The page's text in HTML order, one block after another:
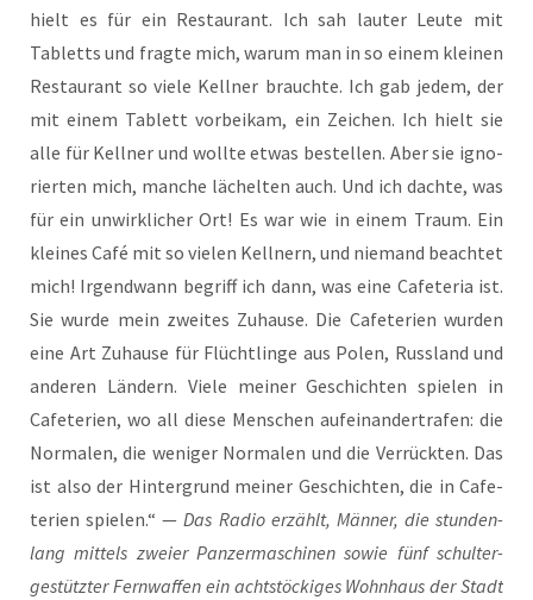
hielt es für ein Restau­rant. Ich sah lau­ter Leu­te mit
Tabletts und frag­te mich, war­um man in so einem klei­nen
Restau­rant so vie­le Kell­ner brauch­te. Ich gab jedem, der
mit einem Tablett vor­bei­kam, ein Zei­chen. Ich hielt sie
alle für Kell­ner und woll­te etwas bestel­len. Aber sie igno­
rier­ten mich, man­che lächel­ten auch. Und ich dach­te, was
für ein unwirk­li­cher Ort! Es war wie in einem Traum. Ein
klei­nes Café mit so vie­len Kell­nern, und nie­mand beach­tet
mich! Irgend­wann begriff ich dann, was eine Cafe­te­ria ist.
Sie wur­de mein zwei­tes Zuhau­se. Die Cafe­te­ri­en wur­den
eine Art Zuhau­se für Flücht­lin­ge aus Polen, Russ­land und
ande­ren Län­dern. Vie­le mei­ner Geschich­ten spie­len in
Cafe­te­ri­en, wo all die­se Men­schen auf­ein­an­der­tra­fen: die
Nor­ma­len, die weni­ger Nor­ma­len und die Ver­rück­ten. Das
ist also der Hin­ter­grund mei­ner Geschich­ten, die in Cafe­
te­ri­en spie­len.“ —Das Radio erzählt, Män­ner, die stun­den­
lang mit­tels zwei­er Pan­zer­ma­schi­nen sowie fünf schul­ter-
gestütz­ter Fern­waf­fen ein acht­stö­cki­ges Wohn­haus der Stadt